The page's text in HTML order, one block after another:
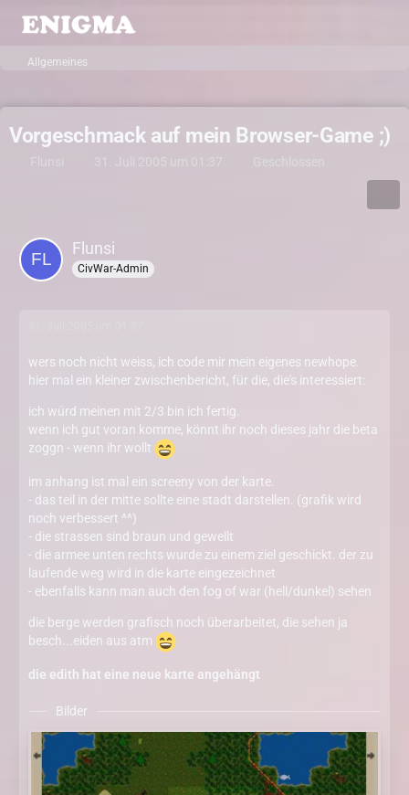
Allgemeines
Vorgeschmack auf mein Browser-Game ;)
Flunsi 31. Juli 2005 um 01:37
Flunsi
CivWar-Admin
wers noch nicht weiss, ich code mir mein eigenes newhope.
hier mal ein kleiner zwischenbericht, für die, die's interessiert:
ich würd meinen mit 2/3 bin ich fertig.
wenn ich gut voran komme, könnt ihr noch dieses jahr die beta
zoggn - wenn ihr wollt
im anhang ist mal ein screeny von der karte.
- das teil in der mitte sollte eine stadt darstellen. (grafik wird
noch verbessert ^^)
- die strassen sind braun und gewellt
- die armee unten rechts wurde zu einem ziel geschickt. der zu
laufende weg wird in die karte eingezeichnet
- ebenfalls kann man auch den fog of war (hell/dunkel) sehen
die berge werden grafisch noch überarbeitet, die sehen ja
besch...eiden aus atm
die edith hat eine neue karte angehängt
Bilder